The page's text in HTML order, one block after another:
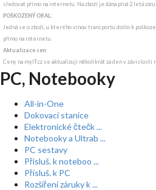
sledovat přímo na internetu. Na zboží je dána plná 2 letá
POŠKOZENÝ OBAL:
Jedná se o zboží, u kterého vinou transportu došlo k
přímo na internetu.
Aktualizace cen:
Ceny na myIT.cz se aktualizují několikrát za den v
PC, Notebooky
All-in-One
Dokovací stanice
Elektronické čtečk ...
Notebooky a Ultrab ...
PC sestavy
Přísluš. k noteboo ...
Přísluš. k PC
Rozšíření záruky k ...